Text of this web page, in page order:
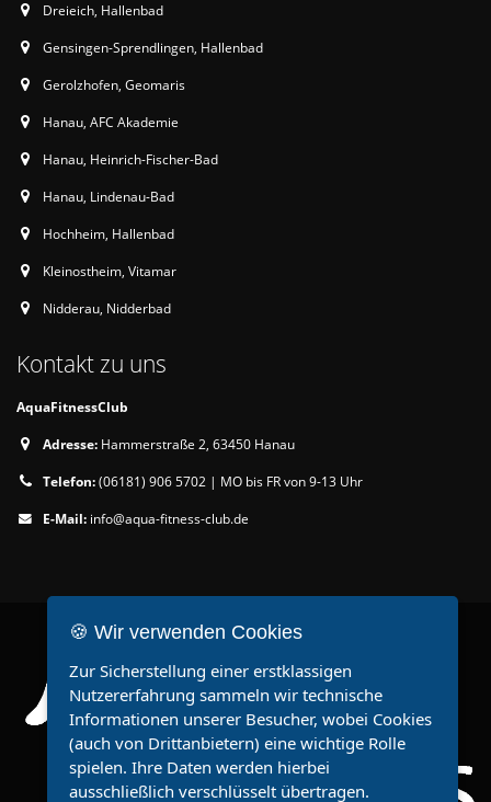
Dreieich, Hallenbad
Gensingen-Sprendlingen, Hallenbad
Gerolzhofen, Geomaris
Hanau, AFC Akademie
Hanau, Heinrich-Fischer-Bad
Hanau, Lindenau-Bad
Hochheim, Hallenbad
Kleinostheim, Vitamar
Nidderau, Nidderbad
Kontakt zu uns
AquaFitnessClub
Adresse: Hammerstraße 2, 63450 Hanau
Telefon:(06181) 906 5702 | MO bis FR von 9-13 Uhr
E-Mail: info@aqua-fitness-club.de
🍪 Wir verwenden Cookies
Zur Sicherstellung einer erstklassigen
Nutzererfahrung sammeln wir technische
Informationen unserer Besucher, wobei Cookies
(auch von Drittanbietern) eine wichtige Rolle
spielen. Ihre Daten werden hierbei
ausschließlich verschlüsselt übertragen.